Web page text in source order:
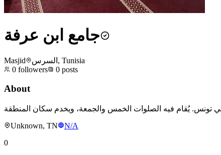
جامع ابن عرفة
Masjid
السرس, Tunisia
0 followers 0 posts
About
Unknown, TN
N/A
0